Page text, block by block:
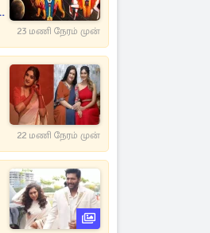
23 மணி நேரம் முன்
22 மணி நேரம் முன்